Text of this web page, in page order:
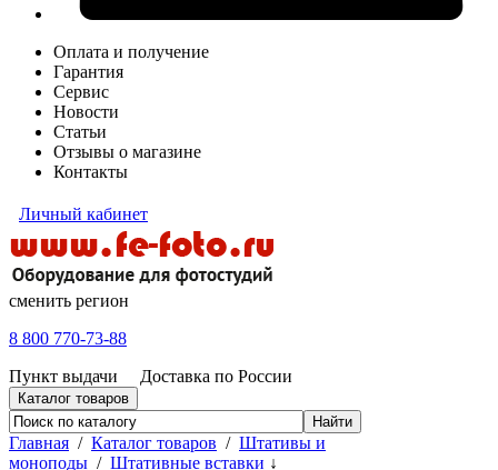
Оплата и получение
Гарантия
Сервис
Новости
Статьи
Отзывы о магазине
Контакты
Личный кабинет
сменить регион
8 800 770-73-88
Пункт выдачи
Доставка по России
Каталог товаров
Главная / Каталог товаров / Штативы и
моноподы / Штативные вставки ↓